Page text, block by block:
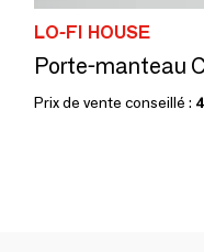
LO-FI HOUSE
Prix de vente conseillé :